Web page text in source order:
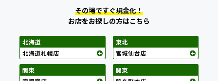
その場ですぐ現金化！
お店をお探しの方はこちら